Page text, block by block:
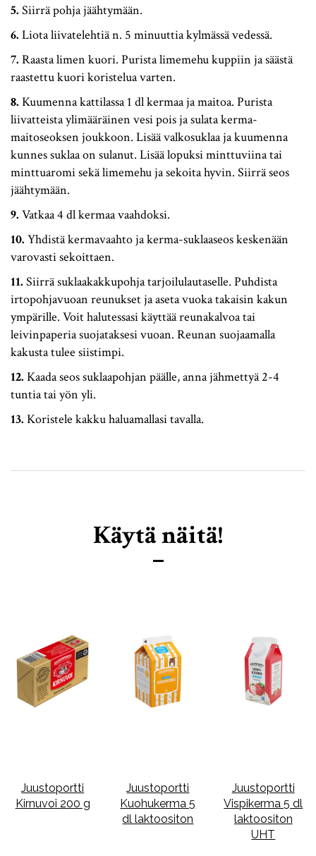
Siirrä pohja jäähtymään.
Liota liivatelehtiä n. 5 minuuttia kylmässä vedessä.
Raasta limen kuori. Purista limemehu kuppiin ja säästä
raastettu kuori koristelua varten.
Kuumenna kattilassa 1 dl kermaa ja maitoa. Purista
liivatteista ylimääräinen vesi pois ja sulata kerma-
maitoseoksen joukkoon. Lisää valkosuklaa ja kuumenna
kunnes suklaa on sulanut. Lisää lopuksi minttuviina tai
minttuaromi sekä limemehu ja sekoita hyvin. Siirrä seos
jäähtymään.
Vatkaa 4 dl kermaa vaahdoksi.
Yhdistä kermavaahto ja kerma-suklaaseos keskenään
varovasti sekoittaen.
Siirrä suklaakakkupohja tarjoilulautaselle. Puhdista
irtopohjavuoan reunukset ja aseta vuoka takaisin kakun
ympärille. Voit halutessasi käyttää reunakalvoa tai
leivinpaperia suojataksesi vuoan. Reunan suojaamalla
kakusta tulee siistimpi.
Kaada seos suklaapohjan päälle, anna jähmettyä 2-4
tuntia tai yön yli.
Koristele kakku haluamallasi tavalla.
Käytä näitä!
Juustoportti
Kirnuvoi 200 g
Juustoportti
Kuohukerma 5
dl laktoositon
Juustoportti
Vispikerma 5 dl
laktoositon
UHT